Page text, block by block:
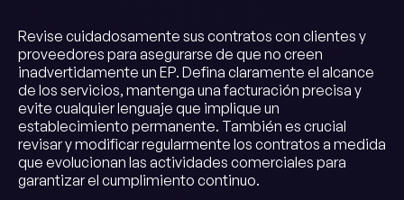
Revise cuidadosamente sus contratos con clientes y
proveedores para asegurarse de que no creen
inadvertidamente un EP. Defina claramente el alcance
de los servicios, mantenga una facturación precisa y
evite cualquier lenguaje que implique un
establecimiento permanente. También es crucial
revisar y modificar regularmente los contratos a medida
que evolucionan las actividades comerciales para
garantizar el cumplimiento continuo.